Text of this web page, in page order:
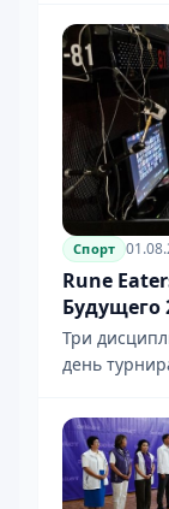
Спорт
Rune
Будущего
Три
день
выиграла